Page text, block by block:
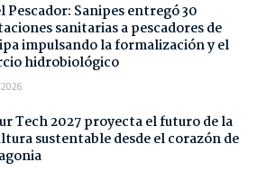
Pescador: Sanipes entregó 30
sanitarias a pescadores de
impulsando la formalización y el
hidrobiológico
Tech 2027 proyecta el futuro de la
sustentable desde el corazón de